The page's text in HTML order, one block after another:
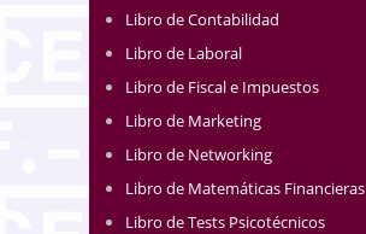
Libro de Contabilidad
Libro de Laboral
Libro de Fiscal e Impuestos
Libro de Marketing
Libro de Networking
Libro de Matemáticas Financieras
Libro de Tests Psicotécnicos